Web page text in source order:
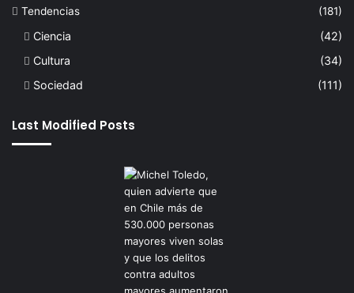
Tendencias
(181)
Ciencia
(42)
Cultura
(34)
Sociedad
(111)
Last Modified Posts